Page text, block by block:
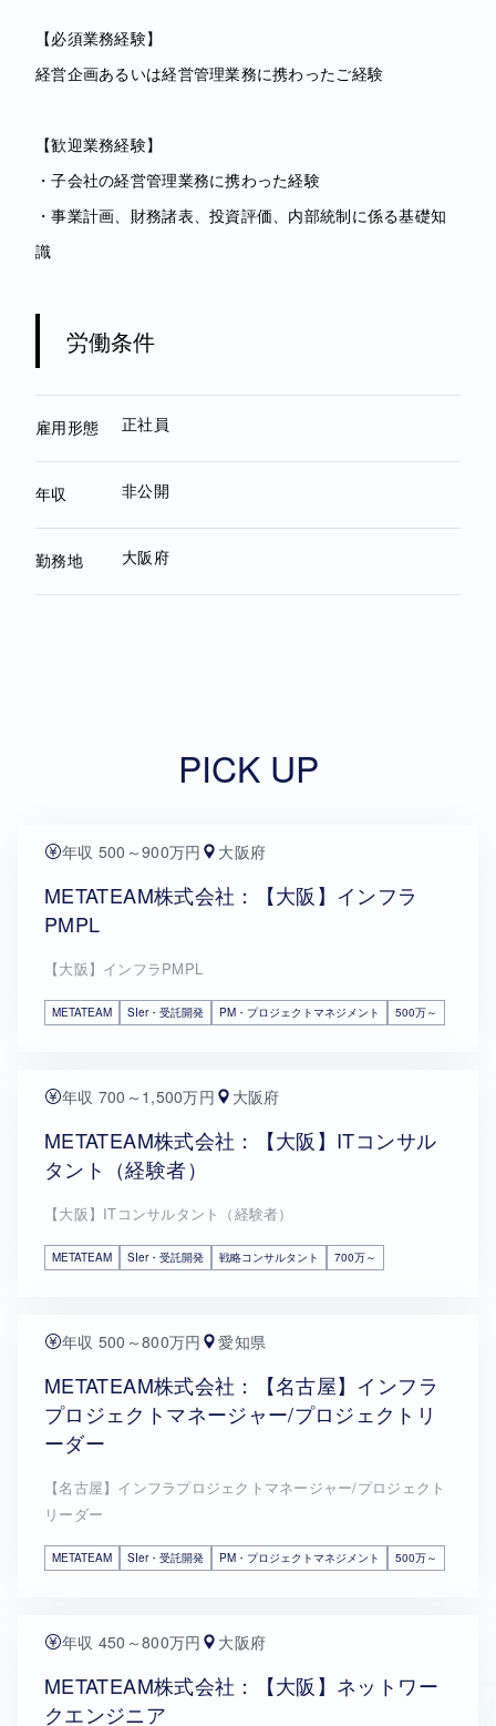
【必須業務経験】
経営企画あるいは経営管理業務に携わったご経験
【歓迎業務経験】
・子会社の経営管理業務に携わった経験
・事業計画、財務諸表、投資評価、内部統制に係る基礎知
識
労働条件
雇用形態 正社員
年収 非公開
勤務地 大阪府
PICK UP
年収 500～900万円 大阪府
METATEAM株式会社：【大阪】インフラ
PMPL
【大阪】インフラPMPL
METATEAM SIer・受託開発 PM・プロジェクトマネジメント 500万～
年収 700～1,500万円 大阪府
METATEAM株式会社：【大阪】ITコンサル
タント（経験者）
【大阪】ITコンサルタント（経験者）
METATEAM SIer・受託開発 戦略コンサルタント 700万～
年収 500～800万円 愛知県
METATEAM株式会社：【名古屋】インフラ
プロジェクトマネージャー/プロジェクトリ
ーダー
【名古屋】インフラプロジェクトマネージャー/プロジェクト
リーダー
METATEAM SIer・受託開発 PM・プロジェクトマネジメント 500万～
年収 450～800万円 大阪府
METATEAM株式会社：【大阪】ネットワー
クエンジニア